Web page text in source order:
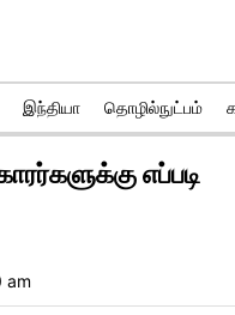
இந்தியா தொழில்நுட்பம்
எப்படி
am